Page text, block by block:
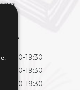
15:30-19:30
15:30-19:30
15:30-19:30